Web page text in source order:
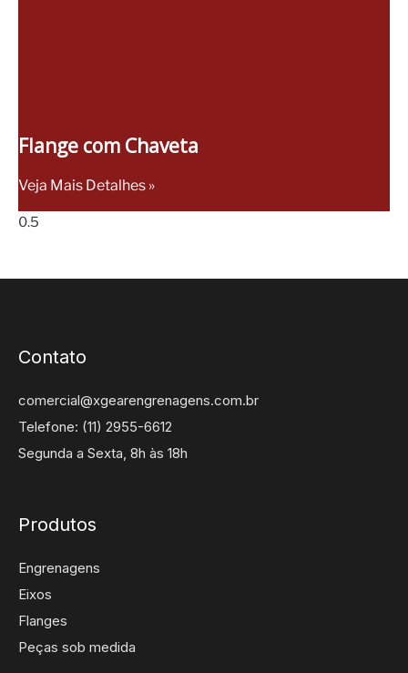
Flange com Chaveta
Veja Mais Detalhes »
Produtos
Engrenagens
Eixos
Flanges
Peças sob medida
Contato
comercial@xgearengrenagens.com.br
Telefone: (11) 2955-6612
Segunda a Sexta, 8h às 18h